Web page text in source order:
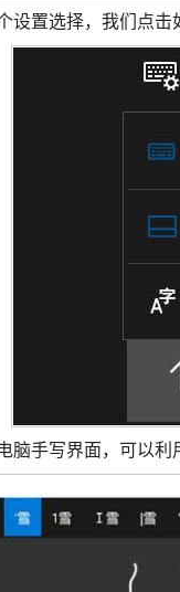
设置选择，我们点击
脑手写界面，可以利